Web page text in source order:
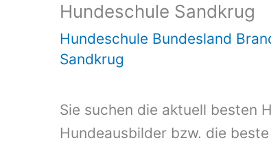
Hundeschule Sandkrug
Hundeschule Bundesland
Sandkrug
Sie suchen die aktuell besten
Hundeausbilder bzw. die beste